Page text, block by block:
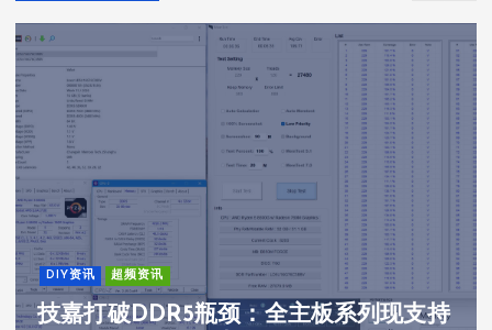
全球要闻
Synopsys展示了从硅片到系统的全面自